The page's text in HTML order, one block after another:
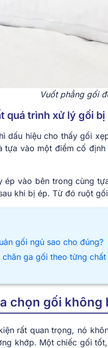
Vuốt phẳng gối
quá trình xử lý gối bị
dấu hiệu cho thấy gối
tựa vào một điểm cố
vào bên trong cùng
khi bị ép. Từ đó ruột
gối ngủ sao cho đúng?
ga gối theo từng chất
chọn gối
rất quan trọng, nó
khớp. Một chiếc gối